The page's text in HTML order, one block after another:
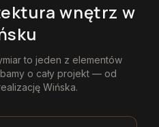
wnętrz w
to jeden z elementów
o cały projekt — od
Wińska.